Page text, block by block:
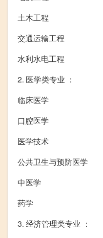
土木工程
交通运输工程
水利水电工程
2. 医学类专业 ：
临床医学
口腔医学
医学技术
公共卫生与预防医学
中医学
药学
3. 经济管理类专业 ：